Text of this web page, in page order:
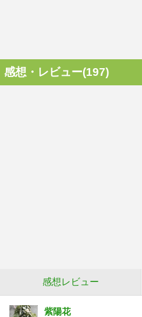
感想・レビュー(197)
感想レビュー
紫陽花